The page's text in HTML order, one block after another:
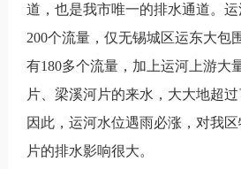
道，也是我市唯一的排水通道。
200个流量，仅无锡城区运东大包
有180多个流量，加上运河上游大
片、梁溪河片的来水，大大地超过
因此，运河水位遇雨必涨，对我
片的排水影响很大。